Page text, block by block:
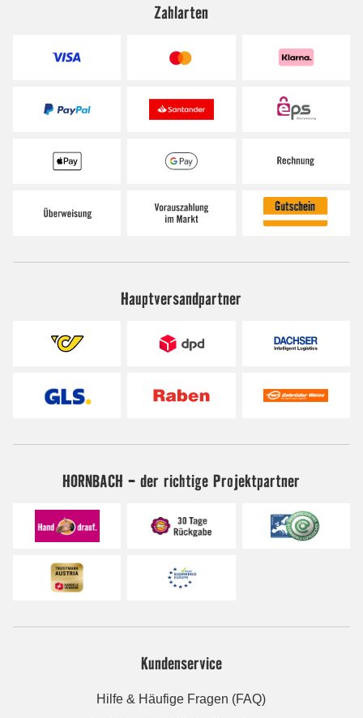
Zahlarten
Hauptversandpartner
HORNBACH - der richtige Projektpartner
Kundenservice
Hilfe & Häufige Fragen (FAQ)